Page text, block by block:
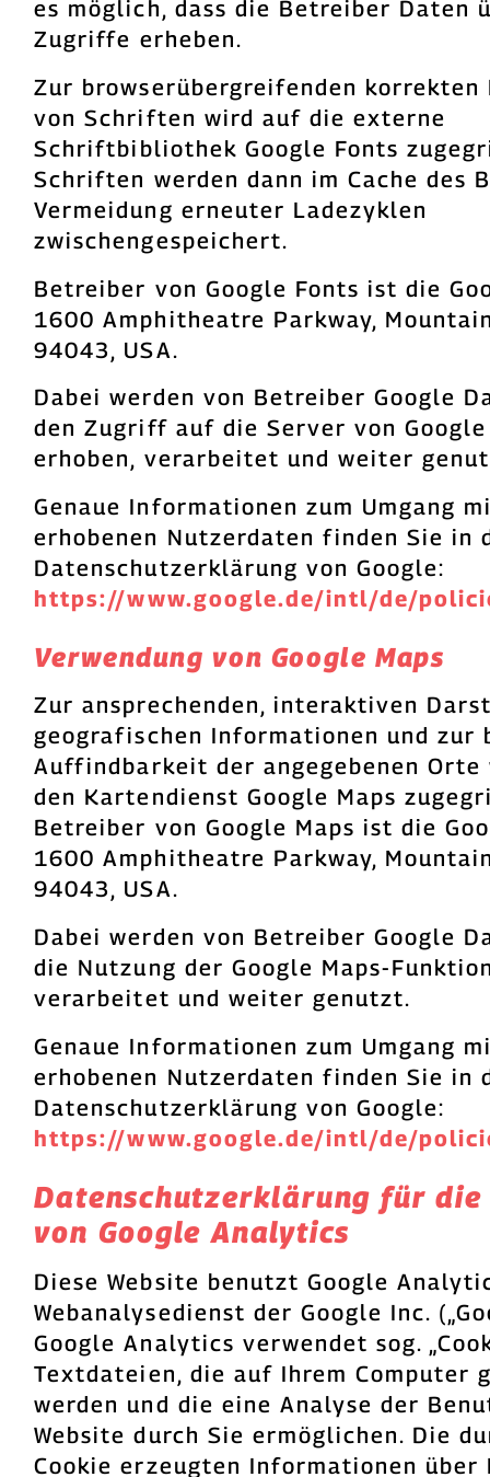
es möglich, dass die Betreiber Daten
Zugriffe erheben.
Zur browserübergreifenden
von Schriften wird auf die externe
Schriftbibliothek Google Fonts
Schriften werden dann im Cache des
Vermeidung erneuter Ladezyklen
zwischengespeichert.
Betreiber von Google Fonts ist die
1600 Amphitheatre Parkway,
94043, USA.
Dabei werden von Betreiber Google
den Zugriff auf die Server von
erhoben, verarbeitet und weiter
Genaue Informationen zum Umgang
erhobenen Nutzerdaten finden Sie in
Datenschutzerklärung von Google:
https://www.google.de/intl/de/
Verwendung von Google Maps
Zur ansprechenden, interaktiven
geografischen Informationen und zur
Auffindbarkeit der angegebenen
den Kartendienst Google Maps
Betreiber von Google Maps ist die
1600 Amphitheatre Parkway,
94043, USA.
Dabei werden von Betreiber Google
die Nutzung der Google Maps-
verarbeitet und weiter genutzt.
Genaue Informationen zum Umgang
erhobenen Nutzerdaten finden Sie in
Datenschutzerklärung von Google:
https://www.google.de/intl/de/
Datenschutzerklärung für die
von Google Analytics
Diese Website benutzt Google
Webanalysedienst der Google Inc.
Google Analytics verwendet sog.
Textdateien, die auf Ihrem Computer
werden und die eine Analyse der
Website durch Sie ermöglichen. Die
Cookie erzeugten Informationen über